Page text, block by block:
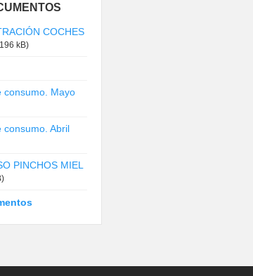
COCHES
kB)
consumo. Mayo
consumo. Abril
PINCHOS MIEL